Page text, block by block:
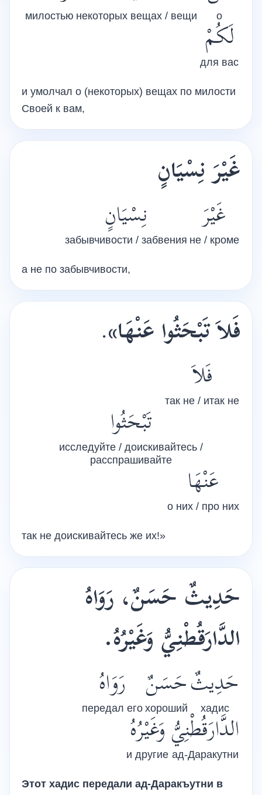
о
некоторых вещах / вещи
милостью
لَكُمْ
для вас
и умолчал о (некоторых) вещах по милости
Своей к вам,
غَيْرَ نِسْيَانٍ
غَيْرَ
не / кроме
نِسْيَانٍ
забывчивости / забвения
а не по забывчивости,
فَلاَ تَبْحَثُوا عَنْهَا».
فَلاَ
так не / итак не
تَبْحَثُوا
исследуйте / доискивайтесь /
расспрашивайте
عَنْهَا
о них / про них
так не доискивайтесь же их!»
حَدِيثٌ حَسَنٌ، رَوَاهُ
الدَّارَقُطْنِيُّ وَغَيْرُهُ.
حَدِيثٌ
хадис
حَسَنٌ
хороший
رَوَاهُ
передал его
الدَّارَقُطْنِيُّ
ад-Даракутни
وَغَيْرُهُ
и другие
Этот хадис передали ад-Даракъутни в